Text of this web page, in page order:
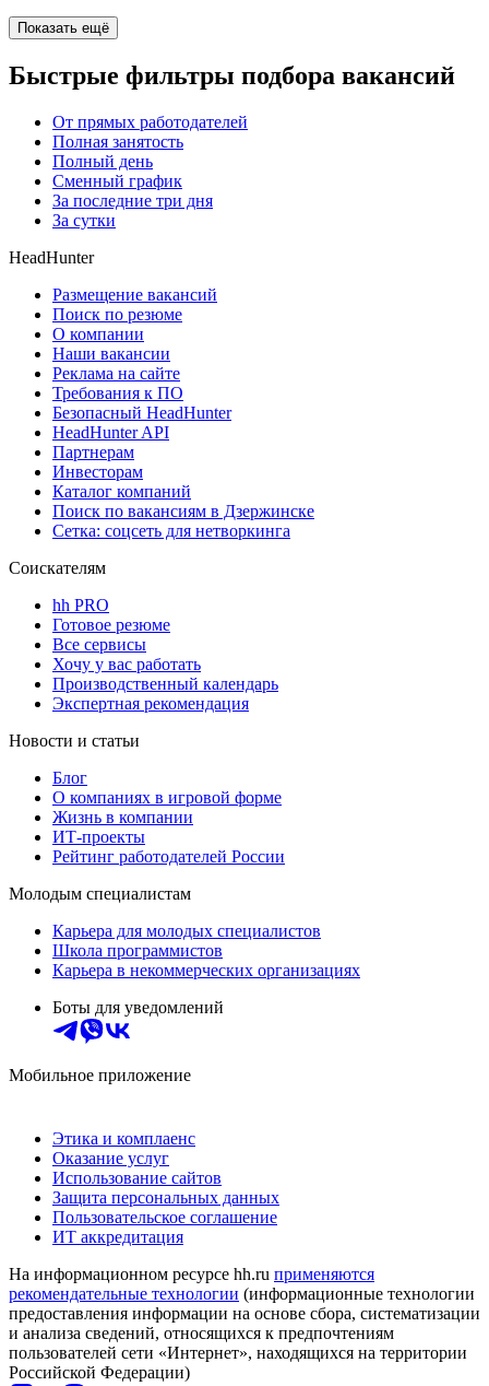
Показать ещё
Быстрые фильтры подбора вакансий
От прямых работодателей
Полная занятость
Полный день
Сменный график
За последние три дня
За сутки
HeadHunter
Размещение вакансий
Поиск по резюме
О компании
Наши вакансии
Реклама на сайте
Требования к ПО
Безопасный HeadHunter
HeadHunter API
Партнерам
Инвесторам
Каталог компаний
Поиск по вакансиям в Дзержинске
Сетка: соцсеть для нетворкинга
Соискателям
hh PRO
Готовое резюме
Все сервисы
Хочу у вас работать
Производственный календарь
Экспертная рекомендация
Новости и статьи
Блог
О компаниях в игровой форме
Жизнь в компании
ИТ-проекты
Рейтинг работодателей России
Молодым специалистам
Карьера для молодых специалистов
Школа программистов
Карьера в некоммерческих организациях
Боты для уведомлений
Мобильное приложение
Этика и комплаенс
Оказание услуг
Использование сайтов
Защита персональных данных
Пользовательское соглашение
ИТ аккредитация
На информационном ресурсе hh.ru применяются
рекомендательные технологии (информационные технологии
предоставления информации на основе сбора, систематизации
и анализа сведений, относящихся к предпочтениям
пользователей сети «Интернет», находящихся на территории
Российской Федерации)